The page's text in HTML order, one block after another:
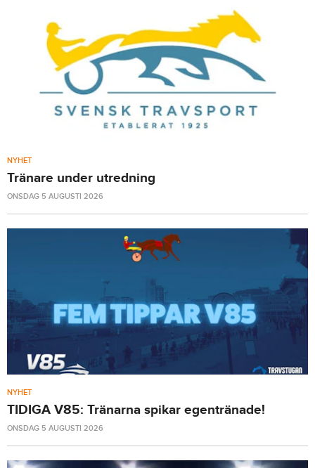
NYHET
Tränare under utredning
ONSDAG 5 AUGUSTI 2026
NYHET
TIDIGA V85: Tränarna spikar egentränade!
ONSDAG 5 AUGUSTI 2026